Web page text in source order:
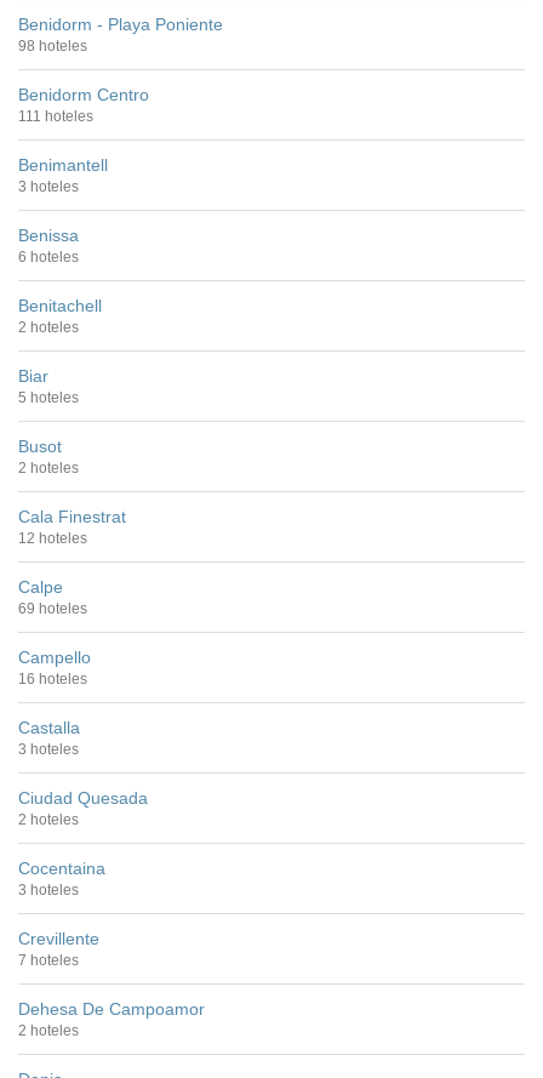
Benidorm - Playa Poniente
98 hoteles
Benidorm Centro
111 hoteles
Benimantell
3 hoteles
Benissa
6 hoteles
Benitachell
2 hoteles
Biar
5 hoteles
Busot
2 hoteles
Cala Finestrat
12 hoteles
Calpe
69 hoteles
Campello
16 hoteles
Castalla
3 hoteles
Ciudad Quesada
2 hoteles
Cocentaina
3 hoteles
Crevillente
7 hoteles
Dehesa De Campoamor
2 hoteles